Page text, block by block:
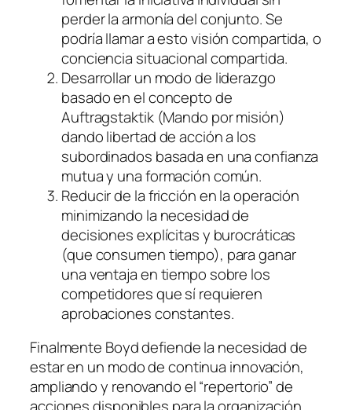
perder la armonía del conjunto. Se
podría llamar a estovisión compartida, o
conciencia situacional compartida.
Desarrollar un modo de liderazgo
basado en el concepto de
Auftragstaktik (Mando por misión)
dando libertad de acción a los
subordinados basada en una confianza
mutua y una formación común.
Reducir de la fricción en la operación
minimizando la necesidad de
decisiones explícitas y burocráticas
(que consumen tiempo), para ganar
una ventaja en tiempo sobre los
competidores que sí requieren
aprobaciones constantes.
Finalmente Boyd defiende la necesidad de
estar en un modo de continua innovación,
ampliando y renovando el “repertorio” de